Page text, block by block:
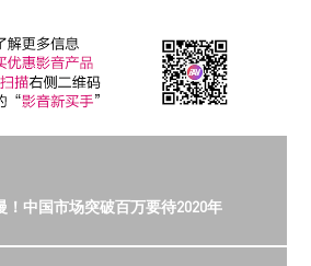
！中国市场突破百万要待2020年